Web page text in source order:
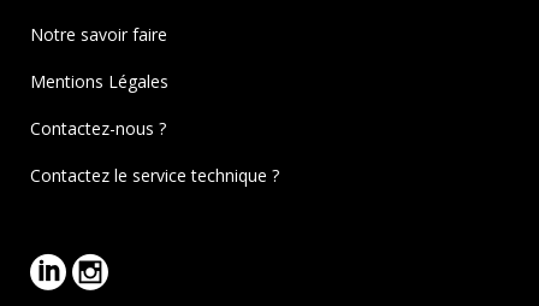
Notre savoir faire
Mentions Légales
Contactez-nous ?
Contactez le service technique ?